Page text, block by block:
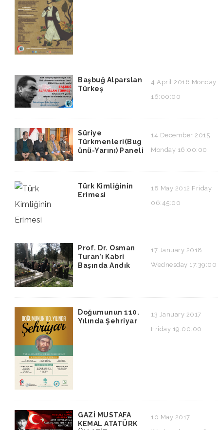
Başbuğ Alparslan
Türkeş
4 April 2016 Monday
16:00:00
Süriye
Türkmenleri(Bug
ünü-Yarını) Paneli
14 December 2015
Monday 16:00:00
Türk Kimliğinin
Erimesi
18 May 2012 Friday
06:45:00
Prof. Dr. Osman
Turan’ı Kabri
Başında Andık
17 January 2018
Wednesday 17:39:00
Doğumunun 110.
Yılında Şehriyar
13 January 2017
Friday 19:00:00
GAZİ MUSTAFA
KEMAL ATATÜRK
10 May 2017